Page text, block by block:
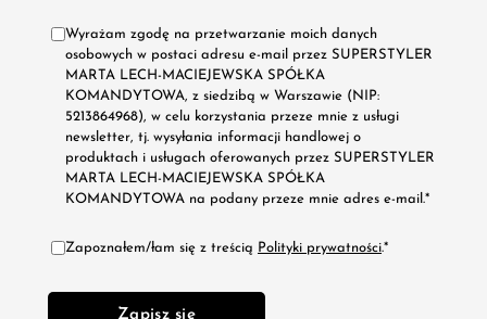
Wyrażam zgodę na przetwarzanie moich danych
osobowych w postaci adresu e-mail przez SUPERSTYLER
MARTA LECH-MACIEJEWSKA SPÓŁKA
KOMANDYTOWA, z siedzibą w Warszawie (NIP:
5213864968), w celu korzystania przeze mnie z usługi
newsletter, tj. wysyłania informacji handlowej o
produktach i usługach oferowanych przez SUPERSTYLER
MARTA LECH-MACIEJEWSKA SPÓŁKA
KOMANDYTOWA na podany przeze mnie adres e-mail.*
Zapoznałem/łam się z treścią Polityki prywatności.*
Zapisz się